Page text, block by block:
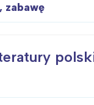
zabawę